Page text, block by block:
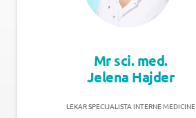
Mr sci. med.
Jelena Hajder
LEKAR SPECIJALISTA INTERNE MEDICINE